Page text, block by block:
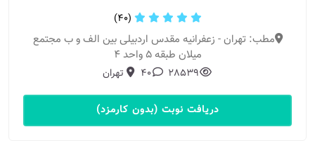
(40)
مطب: تهران - زعفرانیه مقدس اردبیلی بین الف و ب مجتمع
میلان طبقه ۵ واحد ۴
28539
40 تهران
دریافت نوبت (بدون کارمزد)